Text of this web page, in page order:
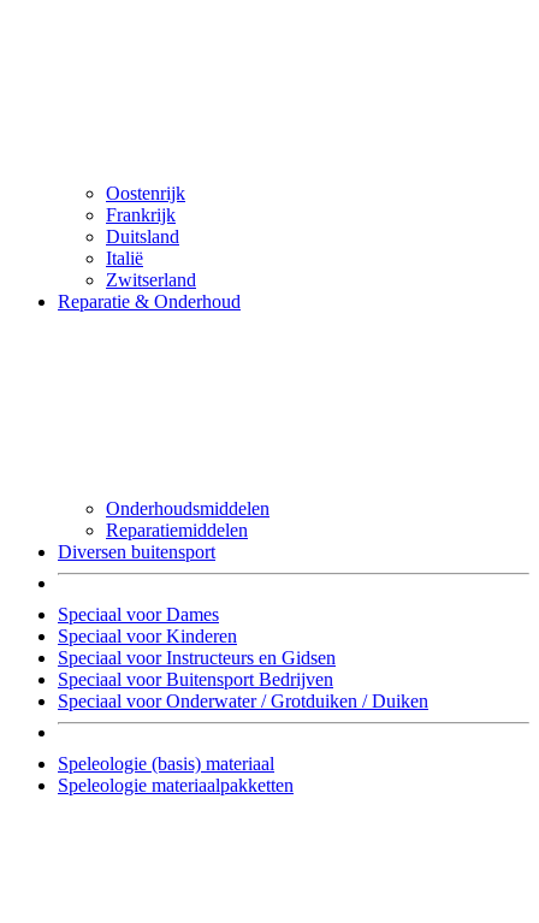
Oostenrijk
Frankrijk
Duitsland
Italië
Zwitserland
Reparatie & Onderhoud
Onderhoudsmiddelen
Reparatiemiddelen
Diversen buitensport
Speciaal voor Dames
Speciaal voor Kinderen
Speciaal voor Instructeurs en Gidsen
Speciaal voor Buitensport Bedrijven
Speciaal voor Onderwater / Grotduiken / Duiken
Speleologie (basis) materiaal
Speleologie materiaalpakketten